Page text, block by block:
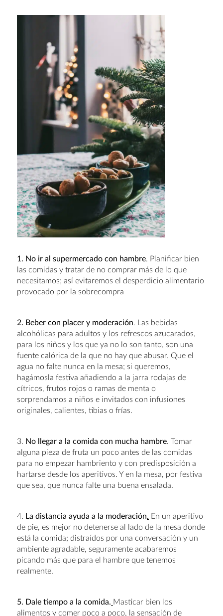
1. No ir al supermercado con hambre. Planificar bien
las comidas y tratar de no comprar más de lo que
necesitamos; así evitaremos el desperdicio alimentario
provocado por la sobrecompra
2. Beber con placer y moderación. Las bebidas
alcohólicas para adultos y los refrescos azucarados,
para los niños y los que ya no lo son tanto, son una
fuente calórica de la que no hay que abusar. Que el
agua no falte nunca en la mesa; si queremos,
hagámosla festiva añadiendo a la jarra rodajas de
cítricos, frutos rojos o ramas de menta o
sorprendamos a niños e invitados con infusiones
originales, calientes, tibias o frías.
3. No llegar a la comida con mucha hambre. Tomar
alguna pieza de fruta un poco antes de las comidas
para no empezar hambriento y con predisposición a
hartarse desde los aperitivos. Y en la mesa, por festiva
que sea, que nunca falte una buena ensalada.
4. La distancia ayuda a la moderación. En un aperitivo
de pie, es mejor no detenerse al lado de la mesa donde
está la comida; distraídos por una conversación y un
ambiente agradable, seguramente acabaremos
picando más que para el hambre que tenemos
realmente.
5. Dale tiempo a la comida. Masticar bien los
alimentos y comer poco a poco, la sensación de